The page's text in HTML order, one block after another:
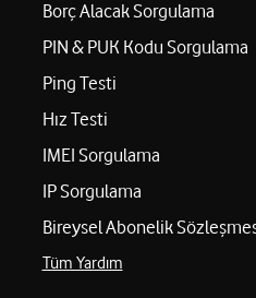
Borç Alacak Sorgulama
PIN & PUK Kodu Sorgulama
Ping Testi
Hız Testi
IMEI Sorgulama
IP Sorgulama
Bireysel Abonelik
Tüm Yardım